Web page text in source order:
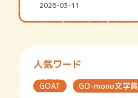
2026-03-11
人気ワード
GOAT GO-mono文学賞